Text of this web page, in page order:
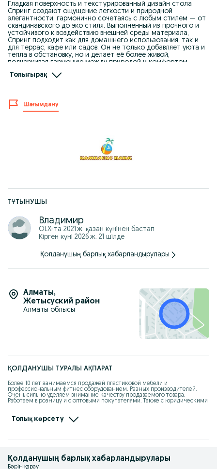
Гладкая поверхность и текстурированный дизайн стола
Спринг создают ощущение легкости и природной
элегантности, гармонично сочетаясь с любым стилем — от
скандинавского до эко стиля. Выполненный из прочного и
устойчивого к воздействию внешней среды материала,
Спринг подходит как для домашнего использования, так и
для террас, кафе или садов. Он не только добавляет уюта и
тепла в обстановку, но и делает её более живой,
подчеркивая гармонию между природой и комфортом.
Стол изготовлен из высококачественной пластмассы,
складируется.
Размеры :1000 Х 1000 Х 750
Толығырақ
Шағымдану
ТҰТЫНУШЫ
Владимир
OLX-та 2021 ж. қазан күнінен бастап
Кірген күні 2026 ж. 21 шілде
Қолданушың барлық хабарландырулары
Алматы,
Жетысуский район
Алматы облысы
ҚОЛДАНУШЫ ТУРАЛЫ АҚПАРАТ
Более 10 лет занимаемся продажей пластиковой мебели и
профессиональным фитнес оборудованием. Разных производителей.
Очень сильно уделяем внимание качеству продаваемого товара.
Работаем в розницу и с оптовыми покупателями. Также с юридическими
Казахстан), "Kayalar Plastik" ( Турция).  Также официальным партнёром
"МФитнес" ( Казахстан).
Толық көрсету
Қолданушың барлық хабарландырулары
Бәрін қарау